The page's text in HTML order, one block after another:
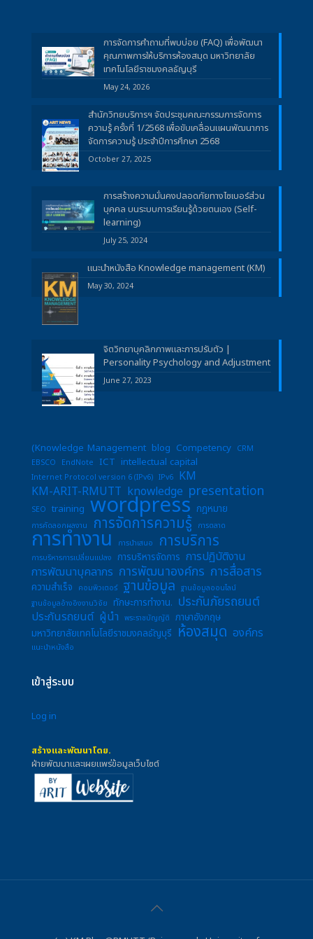
การจัดการคำถามที่พบบ่อย (FAQ) เพื่อพัฒนา
คุณภาพการให้บริการห้องสมุด มหาวิทยาลัย
เทคโนโลยีราชมงคลธัญบุรี
May 24, 2026
สำนักวิทยบริการฯ จัดประชุมคณะกรรมการจัดการ
ความรู้ ครั้งที่ 1/2568 เพื่อขับเคลื่อนแผนพัฒนาการ
จัดการความรู้ ประจำปีการศึกษา 2568
October 27, 2025
การสร้างความมั่นคงปลอดภัยทางไซเบอร์ส่วน
บุคคล บนระบบการเรียนรู้ด้วยตนเอง (Self-
learning)
July 25, 2024
แนะนำหนังสือ Knowledge management (KM)
May 30, 2024
จิตวิทยาบุคลิกภาพและการปรับตัว |
Personality Psychology and Adjustment
June 27, 2023
(Knowledge Management blog Competency CRM
EBSCO
EndNote ICT intellectual capital
Internet Protocol version 6 (IPv6) IPv6 KM
KM-ARIT-RMUTT knowledge presentation
SEO training wordpress กฎหมาย
การคัดลอกผลงาน การจัดการความรู้ การตลาด
การทำงาน การนำเสนอ การบริการ
การบริหารการเปลี่ยนแปลง การบริหารจัดการ การปฏิบัติงาน
การพัฒนาบุคลากร การพัฒนาองค์กร การสื่อสาร
ความสำเร็จ คอมพิวเตอร์ ฐานข้อมูล ฐานข้อมูลออนไลน์
ฐานข้อมูลอ้างอิงงานวิจัย
ทักษะการทำงาน. ประกันภัยรถยนต์
ประกันรถยนต์ ผู้นำ พระราชบัญญัติ ภาษาอังกฤษ
มหาวิทยาลัยเทคโนโลยีราชมงคลธัญบุรี ห้องสมุด องค์กร
แนะนำหนังสือ
เข้าสู่ระบบ
Log in
สร้างและพัฒนาโดย.
ฝ่ายพัฒนาและเผยแพร่ข้อมูลเว็บไซต์